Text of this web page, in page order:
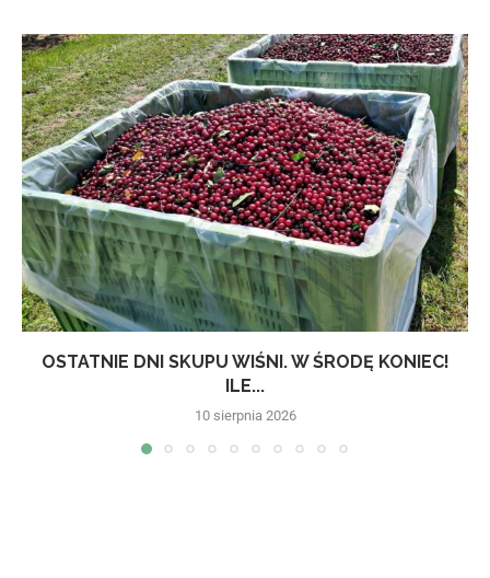
OSTATNIE DNI SKUPU WIŚNI. W ŚRODĘ KONIEC!
ILE...
10 sierpnia 2026